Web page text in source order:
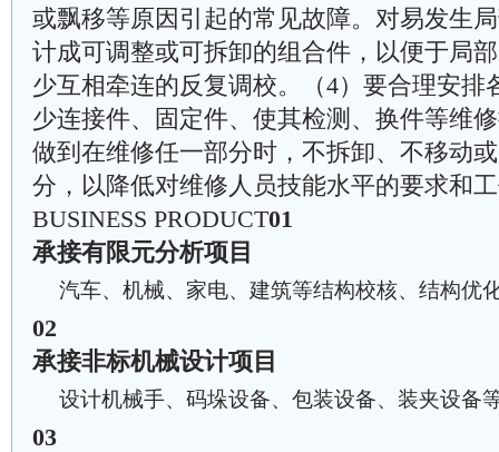
或飘移等原因引起的常见故障。对易发生
计成可调整或可拆卸的组合件，以便于局
少互相牵连的反复调校。（4）要合理安排
少连接件、固定件、使其检测、换件等维
做到在维修任一部分时，不拆卸、不移动
分，以降低对维修人员技能水平的要求和
BUSINESS PRODUCT01
承接有限元分析项目
汽车、机械、家电、建筑等结构校核、结构优
02
承接非标机械设计项目
设计机械手、码垛设备、包装设备、装夹设备
03